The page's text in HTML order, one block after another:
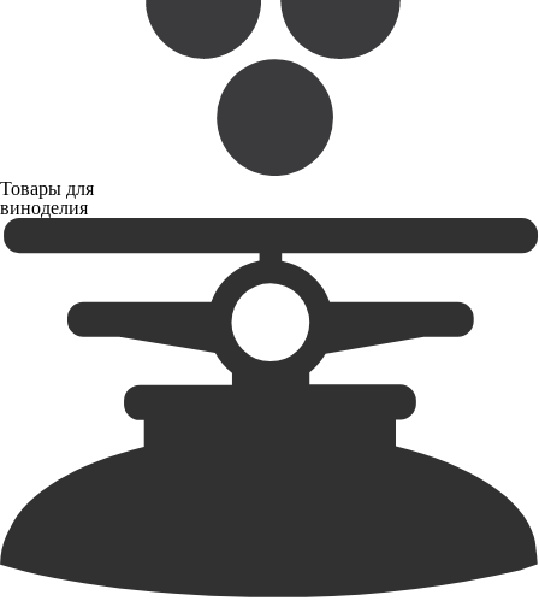
Товары для
виноделия